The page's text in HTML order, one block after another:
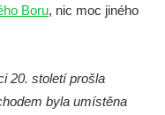
na
Boru, nic moc jiného
20. století prošla
byla umístěna